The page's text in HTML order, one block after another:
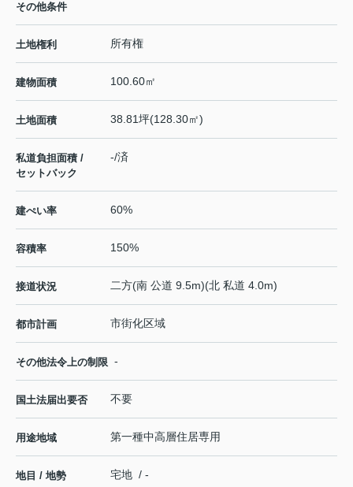
その他条件
土地権利 所有権
建物面積 100.60㎡
土地面積 38.81坪(128.30㎡)
私道負担面積 /
セットバック
-/済
建ぺい率 60%
容積率 150%
接道状況 二方(南 公道 9.5m)(北 私道 4.0m)
都市計画 市街化区域
その他法令上の制限 -
国土法届出要否 不要
用途地域 第一種中高層住居専用
地目 / 地勢 宅地 / -